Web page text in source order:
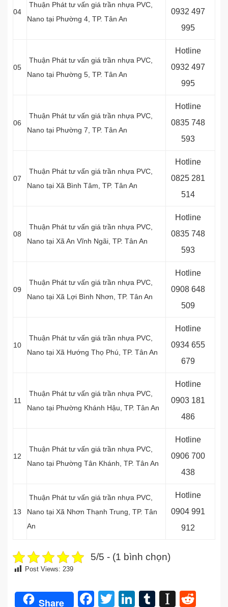
04
Thuận Phát tư vấn giá trần nhựa PVC,
Nano tại Phường 4, TP. Tân An
0932 497
995
05
Thuận Phát tư vấn giá trần nhựa PVC,
Nano tại Phường 5, TP. Tân An
Hotline
0932 497
995
06
Thuận Phát tư vấn giá trần nhựa PVC,
Nano tại Phường 7, TP. Tân An
Hotline
0835 748
593
07
Thuận Phát tư vấn giá trần nhựa PVC,
Nano tại Xã Bình Tâm, TP. Tân An
Hotline
0825 281
514
08
Thuận Phát tư vấn giá trần nhựa PVC,
Nano tại Xã An Vĩnh Ngãi, TP. Tân An
Hotline
0835 748
593
09
Thuận Phát tư vấn giá trần nhựa PVC,
Nano tại Xã Lợi Bình Nhơn, TP. Tân An
Hotline
0908 648
509
10
Thuận Phát tư vấn giá trần nhựa PVC,
Nano tại Xã Hướng Thọ Phú, TP. Tân An
Hotline
0934 655
679
11
Thuận Phát tư vấn giá trần nhựa PVC,
Nano tại Phường Khánh Hậu, TP. Tân An
Hotline
0903 181
486
12
Thuận Phát tư vấn giá trần nhựa PVC,
Nano tại Phường Tân Khánh, TP. Tân An
Hotline
0906 700
438
13
Thuận Phát tư vấn giá trần nhựa PVC,
Nano tại Xã Nhơn Thạnh Trung, TP. Tân
An
Hotline
0904 991
912
5/5 - (1 bình chọn)
Post Views: 239
Share Facebook
TwitterLinkedIn
Tumblr